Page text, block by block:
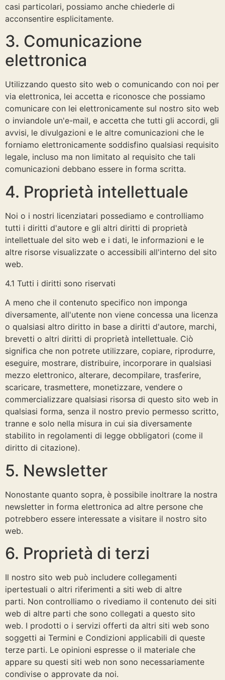
casi particolari, possiamo anche chiederle di
acconsentire esplicitamente.
3. Comunicazione
elettronica
Utilizzando questo sito web o comunicando con noi per
via elettronica, lei accetta e riconosce che possiamo
comunicare con lei elettronicamente sul nostro sito web
o inviandole un'e-mail, e accetta che tutti gli accordi, gli
avvisi, le divulgazioni e le altre comunicazioni che le
forniamo elettronicamente soddisfino qualsiasi requisito
legale, incluso ma non limitato al requisito che tali
comunicazioni debbano essere in forma scritta.
4. Proprietà intellettuale
Noi o i nostri licenziatari possediamo e controlliamo
tutti i diritti d'autore e gli altri diritti di proprietà
intellettuale del sito web e i dati, le informazioni e le
altre risorse visualizzate o accessibili all'interno del sito
web.
4.1 Tutti i diritti sono riservati
A meno che il contenuto specifico non imponga
diversamente, all'utente non viene concessa una licenza
o qualsiasi altro diritto in base a diritti d'autore, marchi,
brevetti o altri diritti di proprietà intellettuale. Ciò
significa che non potrete utilizzare, copiare, riprodurre,
eseguire, mostrare, distribuire, incorporare in qualsiasi
mezzo elettronico, alterare, decompilare, trasferire,
scaricare, trasmettere, monetizzare, vendere o
commercializzare qualsiasi risorsa di questo sito web in
qualsiasi forma, senza il nostro previo permesso scritto,
tranne e solo nella misura in cui sia diversamente
stabilito in regolamenti di legge obbligatori (come il
diritto di citazione).
5. Newsletter
Nonostante quanto sopra, è possibile inoltrare la nostra
newsletter in forma elettronica ad altre persone che
potrebbero essere interessate a visitare il nostro sito
web.
6. Proprietà di terzi
Il nostro sito web può includere collegamenti
ipertestuali o altri riferimenti a siti web di altre
parti. Non controlliamo o rivediamo il contenuto dei siti
web di altre parti che sono collegati a questo sito
web. I prodotti o i servizi offerti da altri siti web sono
soggetti ai Termini e Condizioni applicabili di queste
terze parti. Le opinioni espresse o il materiale che
appare su questi siti web non sono necessariamente
condivise o approvate da noi.